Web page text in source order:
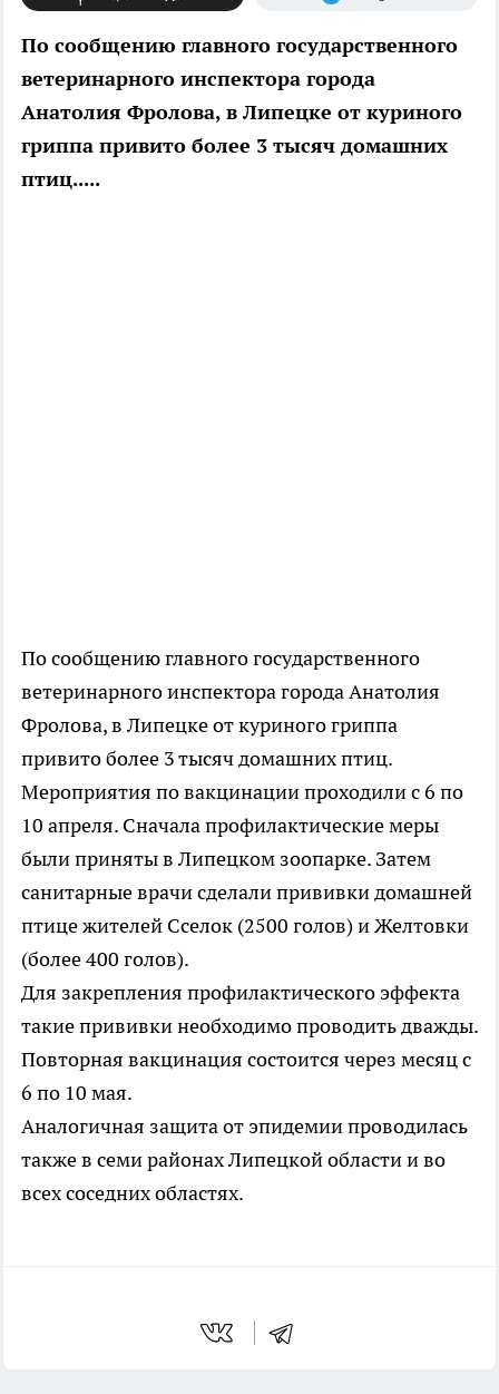
По сообщению главного государственного
ветеринарного инспектора города
Анатолия Фролова, в Липецке от куриного
гриппа привито более 3 тысяч домашних
птиц.....
По сообщению главного государственного
ветеринарного инспектора города Анатолия
Фролова, в Липецке от куриного гриппа
привито более 3 тысяч домашних птиц.
Мероприятия по вакцинации проходили с 6 по
10 апреля. Сначала профилактические меры
были приняты в Липецком зоопарке. Затем
санитарные врачи сделали прививки домашней
птице жителей Сселок (2500 голов) и Желтовки
(более 400 голов).
Для закрепления профилактического эффекта
такие прививки необходимо проводить дважды.
Повторная вакцинация состоится через месяц с
6 по 10 мая.
Аналогичная защита от эпидемии проводилась
также в семи районах Липецкой области и во
всех соседних областях.